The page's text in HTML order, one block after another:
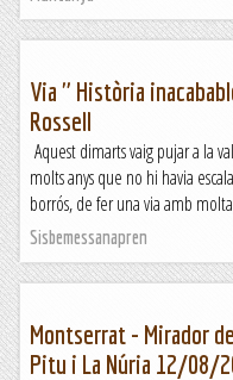
Via " Història
Rossell
Aquest dimarts vaig pujar a la
molts anys que no hi havia
borrós, de fer una via amb
Sisbemessanapren
Montserrat - Mirador
Pitu i La Núria 12/08/